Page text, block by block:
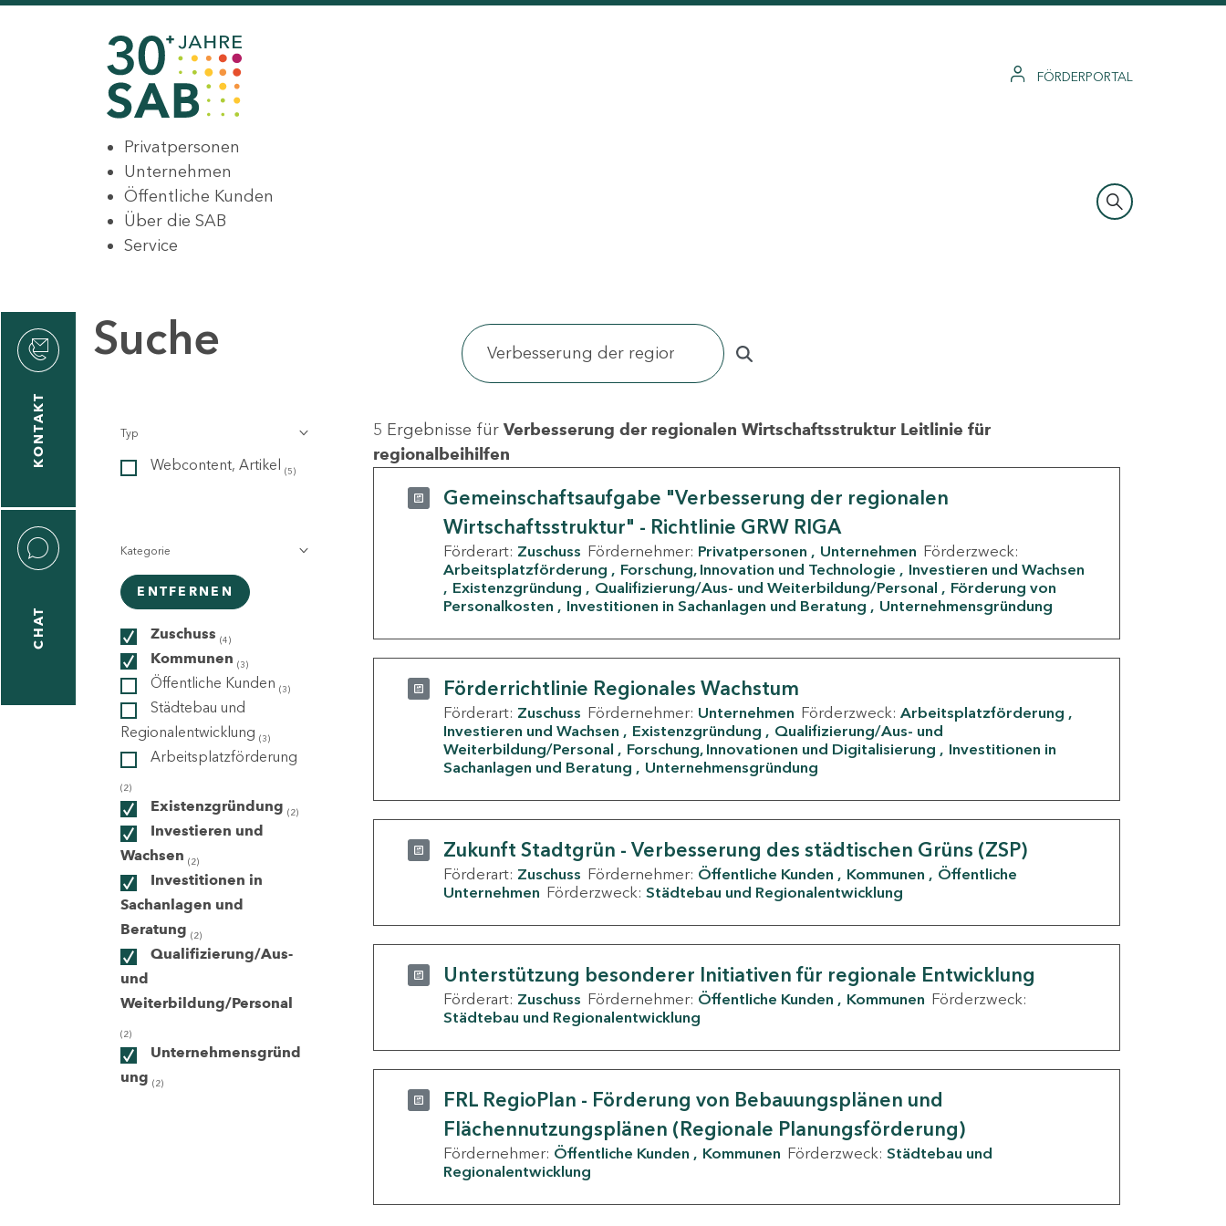
FÖRDERPORTAL
Privatpersonen
Unternehmen
Öffentliche Kunden
Über die SAB
Service
KONTAKT
CHAT
Suche
Typ
Webcontent, Artikel (5)
Kategorie
ENTFERNEN
Zuschuss (4)
Kommunen (3)
Öffentliche Kunden (3)
Städtebau und
Regionalentwicklung (3)
Arbeitsplatzförderung
(2)
Existenzgründung (2)
Investieren und
Wachsen (2)
Investitionen in
Sachanlagen und
Beratung (2)
Qualifizierung/Aus-
und
Weiterbildung/Personal
(2)
Unternehmensgründ
ung (2)
5 Ergebnisse für Verbesserung der regionalen Wirtschaftsstruktur Leitlinie für
regionalbeihilfen
Gemeinschaftsaufgabe "Verbesserung der regionalen
Wirtschaftsstruktur" - Richtlinie GRW RIGA
Förderart: Zuschuss Fördernehmer: Privatpersonen Unternehmen Förderzweck:
Arbeitsplatzförderung
Forschung, Innovation und Technologie
Investieren und Wachsen
Existenzgründung
Qualifizierung/Aus- und Weiterbildung/Personal
Förderung von
Personalkosten
Investitionen in Sachanlagen und Beratung Unternehmensgründung
Förderrichtlinie Regionales Wachstum
Förderart: Zuschuss Fördernehmer: Unternehmen Förderzweck: Arbeitsplatzförderung
Investieren und Wachsen
Existenzgründung
Qualifizierung/Aus- und
Weiterbildung/Personal
Forschung, Innovationen und Digitalisierung
Investitionen in
Sachanlagen und Beratung
Unternehmensgründung
Zukunft Stadtgrün - Verbesserung des städtischen Grüns (ZSP)
Förderart: Zuschuss Fördernehmer: Öffentliche Kunden Kommunen
Öffentliche
Unternehmen Förderzweck: Städtebau und Regionalentwicklung
Unterstützung besonderer Initiativen für regionale Entwicklung
Förderart: Zuschuss Fördernehmer: Öffentliche Kunden Kommunen Förderzweck:
Städtebau und Regionalentwicklung
FRL RegioPlan - Förderung von Bebauungsplänen und
Flächennutzungsplänen (Regionale Planungsförderung)
Fördernehmer: Öffentliche Kunden Kommunen Förderzweck: Städtebau und
Regionalentwicklung